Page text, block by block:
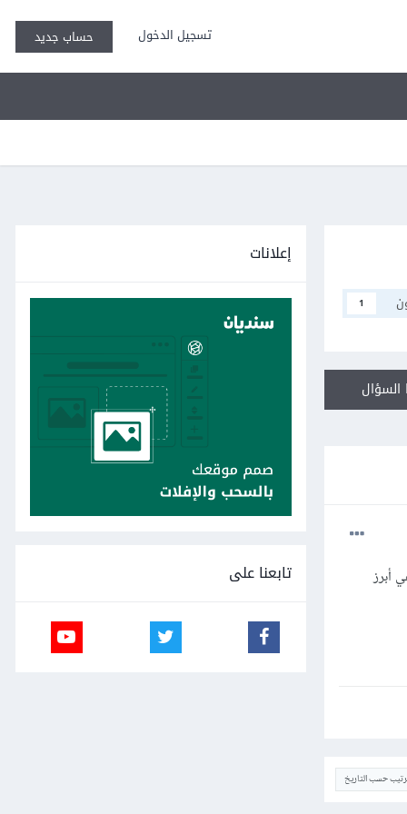
تسجيل الدخول حساب جديد
1
أبرز
حسب التاريخ
إعلانات
تابعنا على